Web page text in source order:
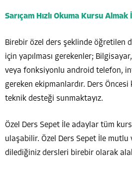
Sarıçam Hızlı Okuma Kursu
Birebir özel ders şeklinde öğretilen
için yapılması gerekenler;
veya fonksiyonlu android telefon,
gereken ekipmanlardır. Ders
teknik desteği sunmaktayız.
Özel Ders Sepet İle adaylar tüm
ulaşabilir. Özel Ders Sepet İle
dilediğiniz dersleri birebir olarak